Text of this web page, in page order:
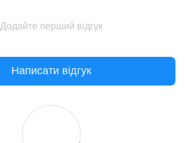
Додайте перший відгук
Написати відгук